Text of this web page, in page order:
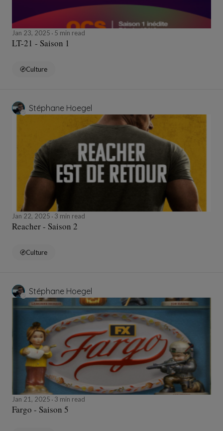
Jan 23, 2025 5 min read
LT-21 - Saison 1
Culture
Stéphane Hoegel
Jan 22, 2025 3 min read
Reacher - Saison 2
Culture
Stéphane Hoegel
Jan 21, 2025 3 min read
Fargo - Saison 5